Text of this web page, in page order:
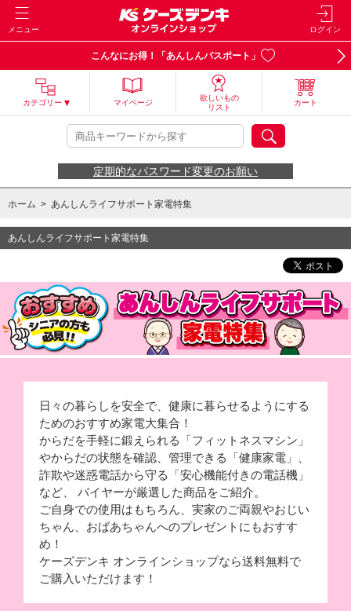
メニュー ログイン
こんなにお得！「あんしんパスポート」
カテゴリー マイページ
欲しいもの
リスト
カート
定期的なパスワード変更のお願い
ホーム > あんしんライフサポート家電特集
あんしんライフサポート家電特集
日々の暮らしを安全で、健康に暮らせるようにする
ためのおすすめ家電大集合！
からだを手軽に鍛えられる「フィットネスマシン」
やからだの状態を確認、管理できる「健康家電」、
詐欺や迷惑電話から守る「安心機能付きの電話機」
など、 バイヤーが厳選した商品をご紹介。
ご自身での使用はもちろん、実家のご両親やおじい
ちゃん、おばあちゃんへのプレゼントにもおすす
め！
ケーズデンキ オンラインショップなら送料無料で
ご購入いただけます！